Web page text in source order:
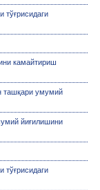
тўғрисидаги
камайтириш
ташқари умумий
йиғилишини
тўғрисидаги